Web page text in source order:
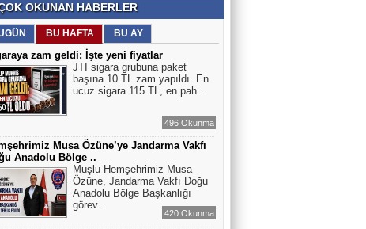
OKUNAN HABERLER
BU HAFTA BU AY
zam geldi: İşte yeni fiyatlar
JTI sigara grubuna paket
başına 10 TL zam yapıldı. En
ucuz sigara 115 TL, en pah..
496 Okunma
Musa Özüne’ye Jandarma Vakfı
Anadolu Bölge ..
Muşlu Hemşehrimiz Musa
Özüne, Jandarma Vakfı Doğu
Anadolu Bölge Başkanlığı
görev..
420 Okunma